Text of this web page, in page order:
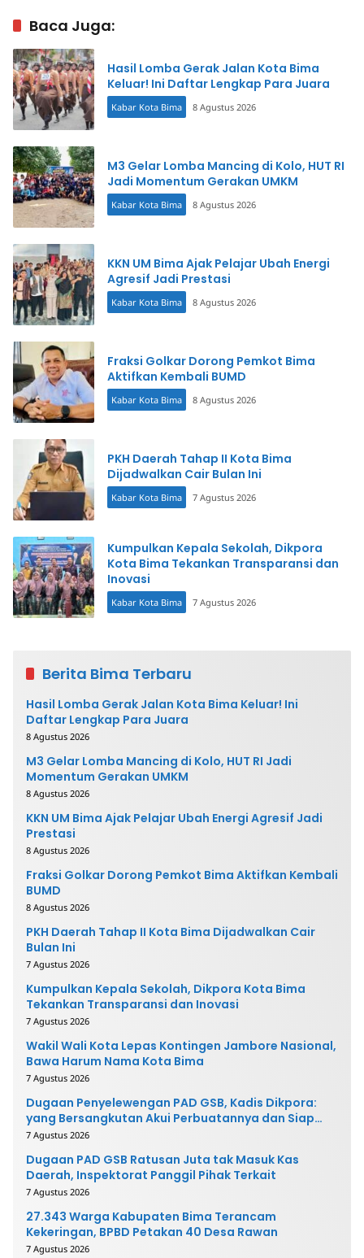
Baca Juga:
Hasil Lomba Gerak Jalan Kota Bima
Keluar! Ini Daftar Lengkap Para Juara
Kabar Kota Bima 8 Agustus 2026
M3 Gelar Lomba Mancing di Kolo, HUT RI
Jadi Momentum Gerakan UMKM
Kabar Kota Bima 8 Agustus 2026
KKN UM Bima Ajak Pelajar Ubah Energi
Agresif Jadi Prestasi
Kabar Kota Bima 8 Agustus 2026
Fraksi Golkar Dorong Pemkot Bima
Aktifkan Kembali BUMD
Kabar Kota Bima 8 Agustus 2026
PKH Daerah Tahap II Kota Bima
Dijadwalkan Cair Bulan Ini
Kabar Kota Bima 7 Agustus 2026
Kumpulkan Kepala Sekolah, Dikpora
Kota Bima Tekankan Transparansi dan
Inovasi
Kabar Kota Bima 7 Agustus 2026
Berita Bima Terbaru
Hasil Lomba Gerak Jalan Kota Bima Keluar! Ini
Daftar Lengkap Para Juara
8 Agustus 2026
M3 Gelar Lomba Mancing di Kolo, HUT RI Jadi
Momentum Gerakan UMKM
8 Agustus 2026
KKN UM Bima Ajak Pelajar Ubah Energi Agresif Jadi
Prestasi
8 Agustus 2026
Fraksi Golkar Dorong Pemkot Bima Aktifkan Kembali
BUMD
8 Agustus 2026
PKH Daerah Tahap II Kota Bima Dijadwalkan Cair
Bulan Ini
7 Agustus 2026
Kumpulkan Kepala Sekolah, Dikpora Kota Bima
Tekankan Transparansi dan Inovasi
7 Agustus 2026
Wakil Wali Kota Lepas Kontingen Jambore Nasional,
Bawa Harum Nama Kota Bima
7 Agustus 2026
Dugaan Penyelewengan PAD GSB, Kadis Dikpora:
yang Bersangkutan Akui Perbuatannya dan Siap
Mengembalikan Uang
7 Agustus 2026
Dugaan PAD GSB Ratusan Juta tak Masuk Kas
Daerah, Inspektorat Panggil Pihak Terkait
7 Agustus 2026
27.343 Warga Kabupaten Bima Terancam
Kekeringan, BPBD Petakan 40 Desa Rawan
7 Agustus 2026